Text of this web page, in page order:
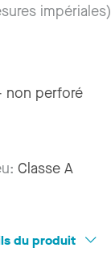
non perforé
Classe A
du produit